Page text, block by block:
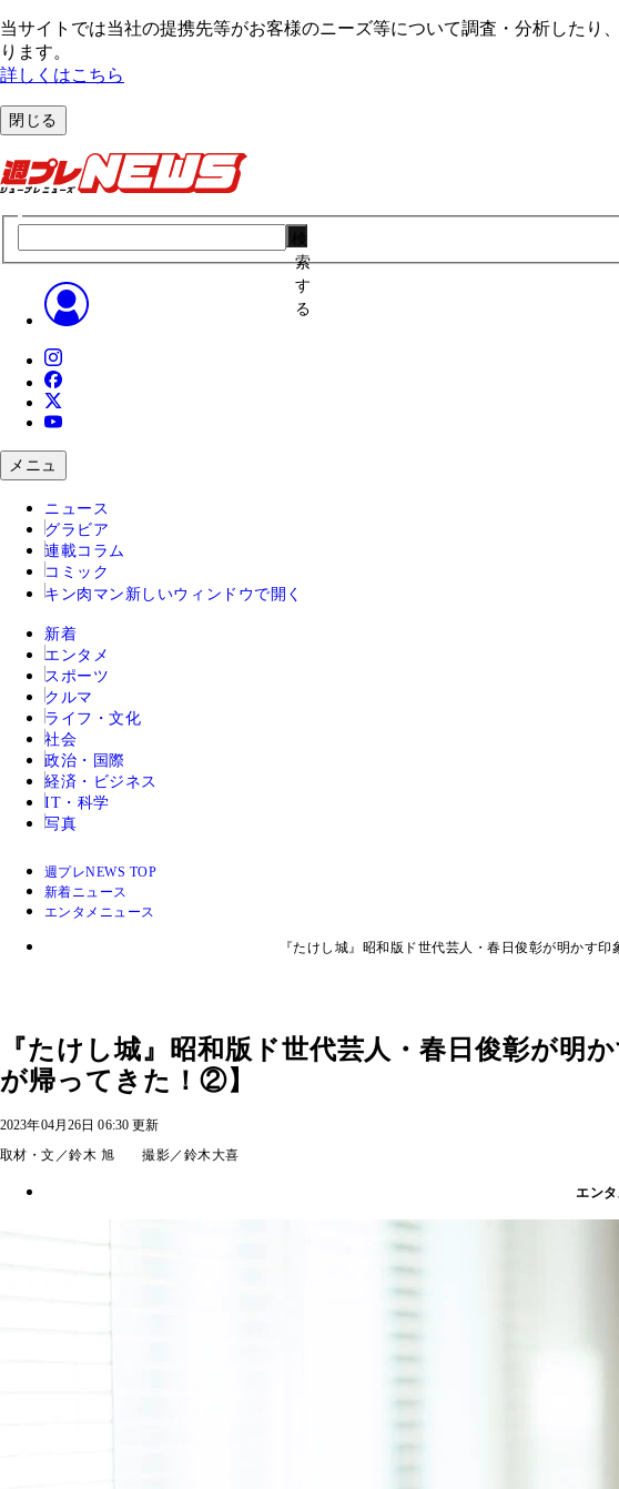
当サイトでは当社の提携先等がお客様のニーズ等について調査・分析したり
ります。
詳しくはこちら
閉じる
索
す
る
メニュ
ニュース
グラビア
連載コラム
コミック
キン肉マン 新しいウィンドウで開く
新着
エンタメ
スポーツ
クルマ
ライフ・文化
社会
政治・国際
経済・ビジネス
IT・科学
写真
週プレNEWS TOP
新着ニュース
エンタメニュース
『たけし城』昭和版ド世代芸人・春日俊彰が明かす
『たけし城』昭和版ド世代芸人・春日俊彰が明
が帰ってきた！②】
2023年04月26日 06:30 更新
取材・文／鈴木 旭 撮影／鈴木大喜
エンタ